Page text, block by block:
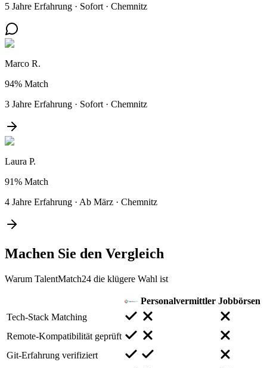
5 Jahre Erfahrung · Sofort · Chemnitz
Marco R.
94% Match
3 Jahre Erfahrung · Sofort · Chemnitz
Laura P.
91% Match
4 Jahre Erfahrung · Ab März · Chemnitz
Machen Sie den Vergleich
Warum TalentMatch24 die klügere Wahl ist
Personalvermittler Jobbörsen
Tech-Stack Matching
Remote-Kompatibilität geprüft
Git-Erfahrung verifiziert